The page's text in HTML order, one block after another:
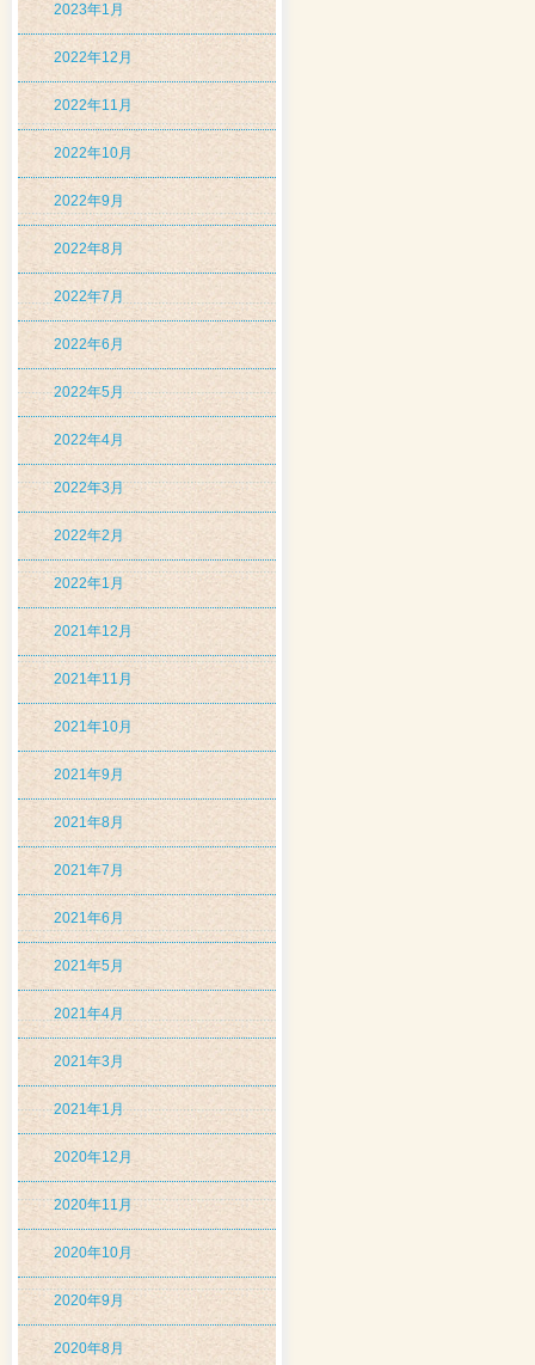
2023年1月
2022年12月
2022年11月
2022年10月
2022年9月
2022年8月
2022年7月
2022年6月
2022年5月
2022年4月
2022年3月
2022年2月
2022年1月
2021年12月
2021年11月
2021年10月
2021年9月
2021年8月
2021年7月
2021年6月
2021年5月
2021年4月
2021年3月
2021年1月
2020年12月
2020年11月
2020年10月
2020年9月
2020年8月